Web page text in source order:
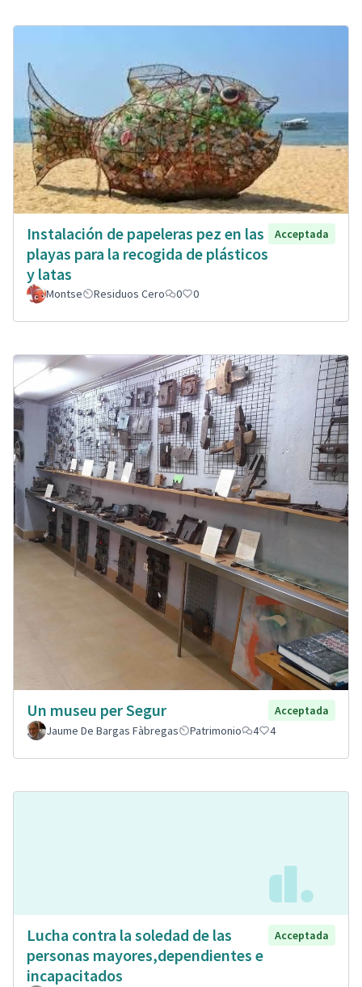
Instalación de papeleras pez en las
playas para la recogida de plásticos
y latas
Acceptada
Montse Residuos Cero 0 0
Un museu per Segur
Acceptada
Jaume De Bargas Fàbregas
Patrimonio 4 4
Lucha contra la soledad de las
personas mayores,dependientes e
incapacitados
Acceptada